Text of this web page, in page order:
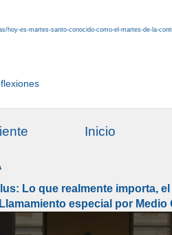
hoy-es-martes-santo-conocido-como-el-martes-de-la-
Inicio
Lo que realmente importa,
especial por Medio